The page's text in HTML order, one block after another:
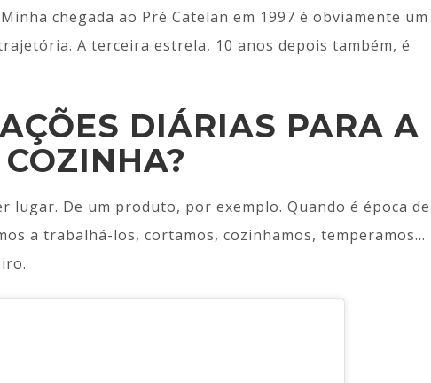
chegada ao Pré Catelan em 1997 é obviamente um
A terceira estrela, 10 anos depois também, é
DIÁRIAS PARA A
COZINHA?
lugar. De um produto, por exemplo. Quando é época de
a trabalhá-los, cortamos, cozinhamos, temperamos…